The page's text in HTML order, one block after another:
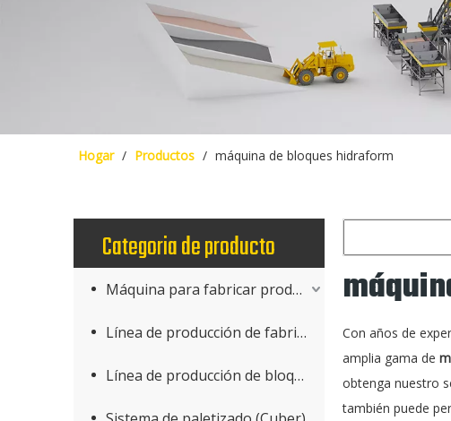
Hogar / Productos / máquina de bloques hidraform
Categoria de producto
Máquina para fabricar productos de hormigón
Línea de producción de fabricación de bloques
Línea de producción de bloques AAC
Con años de
amplia gama de
obtenga nuestro
también puede